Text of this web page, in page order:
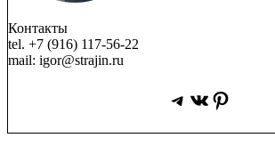
Контакты
tel. +7 (916) 117-56-22
mail: igor@strajin.ru
Telegram
ВКонтакте
Pinterest